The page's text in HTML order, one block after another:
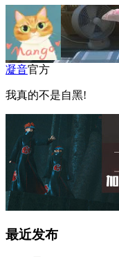
凝音官方
我真的不是自黑!
最近发布